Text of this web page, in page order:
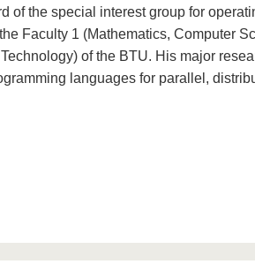
of the special interest group for
Faculty 1 (Mathematics, Computer
of the BTU. His major
languages for parallel,